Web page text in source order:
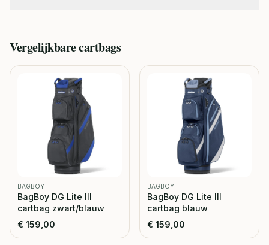
Vergelijkbarecartbags
BAGBOY
BagBoy DG Lite III
cartbag zwart/blauw
€ 159,00
BAGBOY
BagBoy DG Lite III
cartbag blauw
€ 159,00